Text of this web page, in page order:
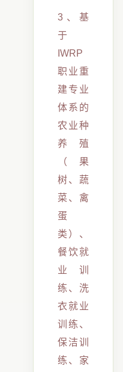
3、基
于
IWRP
职业重
建专业
体系的
农业种
养殖
（果
树、蔬
菜、禽
蛋
类）、
餐饮就
业训
练、洗
衣就业
训练、
保洁训
练、家